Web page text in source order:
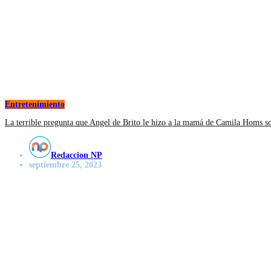
Entretenimiento
La terrible pregunta que Angel de Brito le hizo a la mamá de Camila Homs
Redaccion NP
septiembre 25, 2023